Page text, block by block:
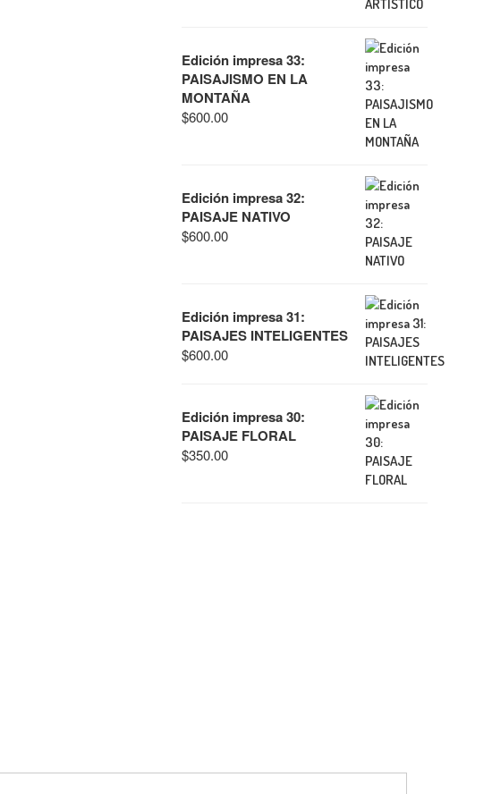
Edición impresa 33:
PAISAJISMO EN LA
MONTAÑA
$600.00
Edición impresa 32:
PAISAJE NATIVO
$600.00
Edición impresa 31:
PAISAJES INTELIGENTES
$600.00
Edición impresa 30:
PAISAJE FLORAL
$350.00